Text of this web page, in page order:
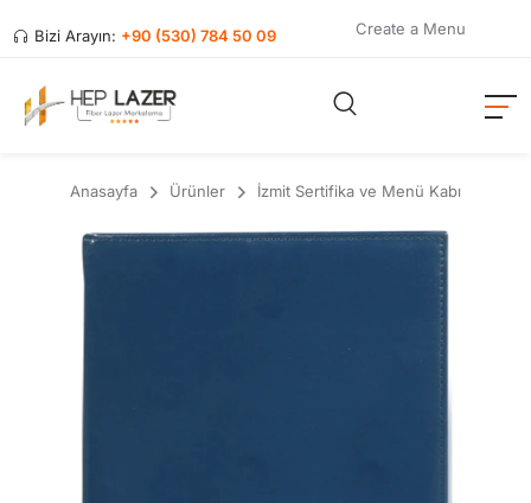
Bizi Arayın: +90 (530) 784 50 09 Create a Menu
Anasayfa Ürünler İzmit Sertifika ve Menü Kabı